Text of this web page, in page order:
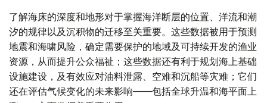
了解海床的深度和地形对于掌握海洋断层的位置、洋流和潮
汐的规律以及沉积物的迁移至关重要。这些数据被用于预测
地震和海啸风险，确定需要保护的地域及可持续开发的渔业
资源，从而提升公众福祉；这些数据还有利于规划海上基础
设施建设，及有效应对油料泄露、空难和沉船等灾难；它们
还在评估气候变化的未来影响——包括全球升温和海平面上